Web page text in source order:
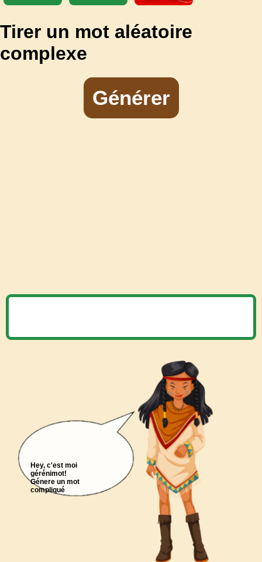
Tirer un mot aléatoire
complexe
Générer
Hey, c'est moi
gérénimot!
Génere un mot
compliqué